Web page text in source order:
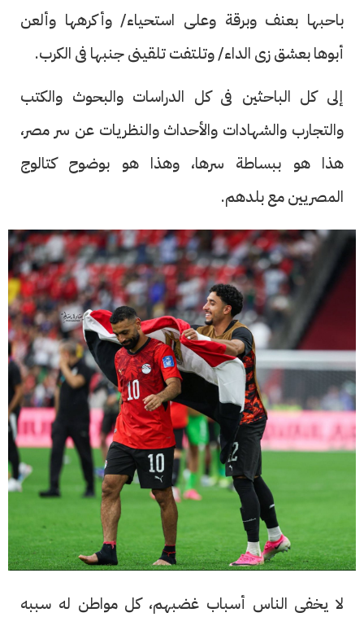
باحبها بعنف وبرقة وعلى استحياء/ وأكرهها وألعن
أبوها بعشق زى الداء/ وتلتفت تلقينى جنبها فى الكرب.
إلى كل الباحثين فى كل الدراسات والبحوث والكتب
والتجارب والشهادات والأحداث والنظريات عن سر مصر،
هذا هو ببساطة سرها، وهذا هو بوضوح كتالوج
المصريين مع بلدهم.
لا يخفى الناس أسباب غضبهم، كل مواطن له سببه